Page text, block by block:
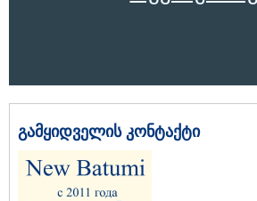
გამყიდველის კონტაქტი